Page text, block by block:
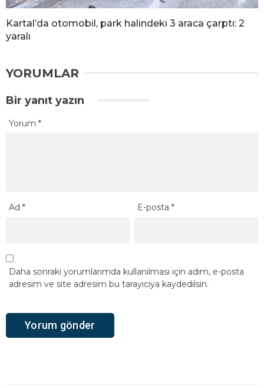
Kartal’da otomobil, park halindeki 3 araca çarptı: 2
yaralı
YORUMLAR
Bir yanıt yazın
Yorum *
Ad * E-posta*
Daha sonraki yorumlarımda kullanılması için adım, e-posta
adresim ve site adresim bu tarayıcıya kaydedilsin.